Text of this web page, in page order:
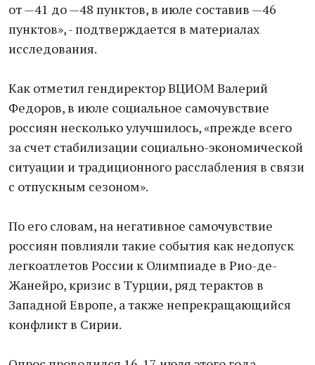
от —41 до —48 пунктов, в июле составив —46
пунктов», - подтверждается в материалах
исследования.
Как отметил гендиректор ВЦИОМ Валерий
Федоров, в июле социальное самочувствие
россиян несколько улучшилось, «прежде всего
за счет стабилизации социально-экономической
ситуации и традиционного расслабления в связи
с отпускным сезоном».
По его словам, на негативное самочувствие
россиян повлияли такие события как недопуск
легкоатлетов России к Олимпиаде в Рио-де-
Жанейро, кризис в Турции, ряд терактов в
Западной Европе, а также непрекращающийся
конфликт в Сирии.